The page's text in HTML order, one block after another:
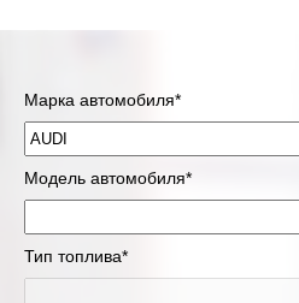
Марка автомобиля*
Модель автомобиля*
Тип топлива*